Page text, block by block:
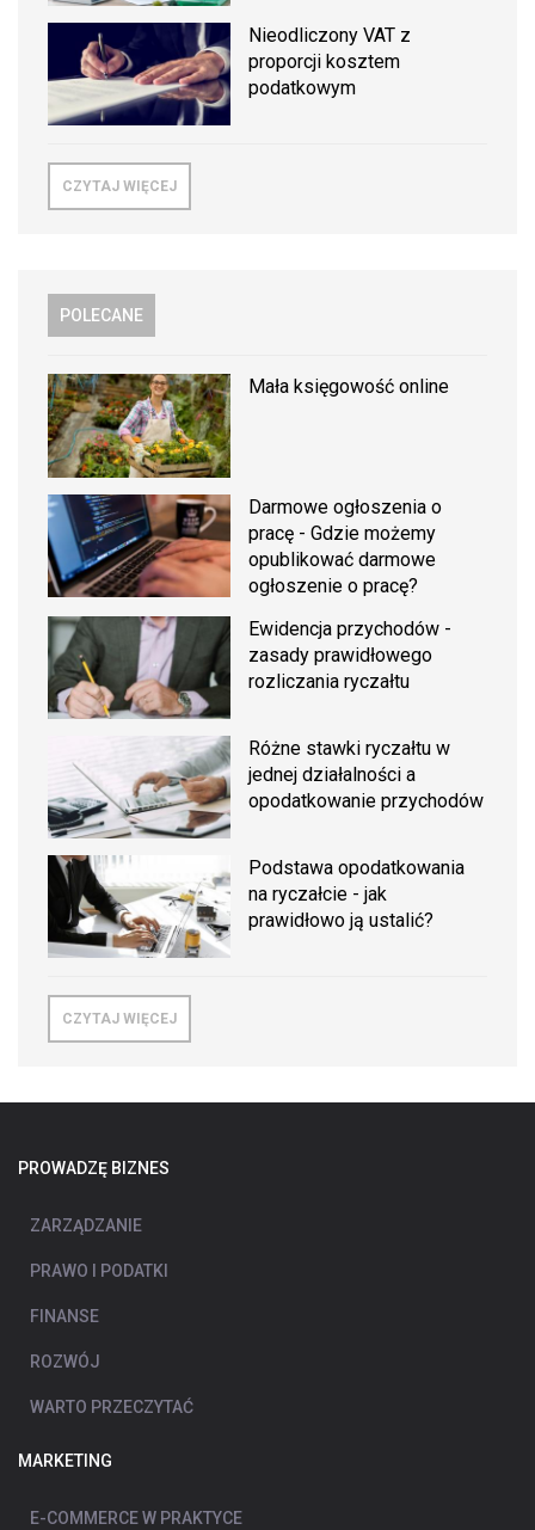
Nieodliczony VAT z
proporcji kosztem
podatkowym
CZYTAJ WIĘCEJ
POLECANE
Mała księgowość online
Darmowe ogłoszenia o
pracę - Gdzie możemy
opublikować darmowe
ogłoszenie o pracę?
Ewidencja przychodów -
zasady prawidłowego
rozliczania ryczałtu
Różne stawki ryczałtu w
jednej działalności a
opodatkowanie przychodów
Podstawa opodatkowania
na ryczałcie - jak
prawidłowo ją ustalić?
CZYTAJ WIĘCEJ
PROWADZĘ BIZNES
ZARZĄDZANIE
PRAWO I PODATKI
FINANSE
ROZWÓJ
WARTO PRZECZYTAĆ
MARKETING
E-COMMERCE W PRAKTYCE